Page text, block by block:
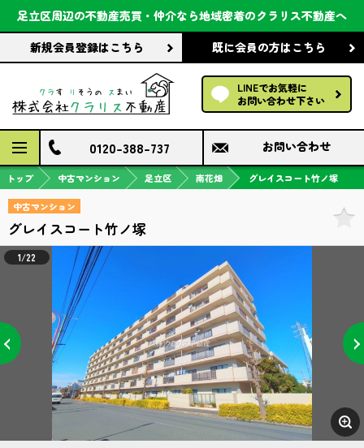
足立区周辺の不動産売買・仲介なら地域密着のクラリス不動産へ
新規会員登録はこちら 既に会員の方はこちら
LINEでお気軽に
お問い合わせ下さい
会社案内
前回の履歴で探す
保存した条件で探す
検討中の物件
0120-388-737 お問い合わせ
トップ 中古マンション 足立区 南花畑 グレイスコート竹ノ塚
中古マンション
グレイスコート竹ノ塚
1/22